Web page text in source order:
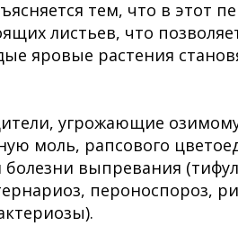
тем, что в этот
листьев, что
яровые растения
угрожающие
моль, рапсового
болезни выпревания
пероноспороз,